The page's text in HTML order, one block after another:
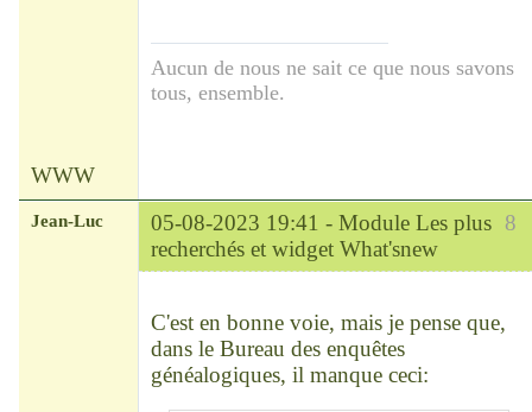
Aucun de nous ne sait ce que nous savons
tous, ensemble.
WWW
8
Jean-Luc 05-08-2023 19:41 - Module Les plus
recherchés et widget What'snew
C'est en bonne voie, mais je pense que,
dans le Bureau des enquêtes
généalogiques, il manque ceci: